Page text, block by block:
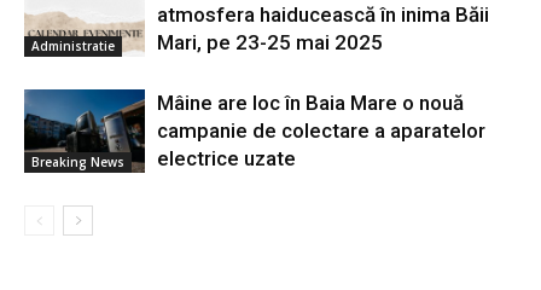
Administratie
atmosfera haiducească în inima Băii
Mari, pe 23-25 mai 2025
Breaking News
Mâine are loc în Baia Mare o nouă
campanie de colectare a aparatelor
electrice uzate